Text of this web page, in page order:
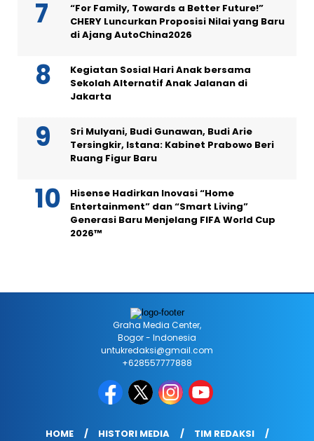
“For Family, Towards a Better Future!”
CHERY Luncurkan Proposisi Nilai yang Baru
di Ajang AutoChina2026
Kegiatan Sosial Hari Anak bersama
Sekolah Alternatif Anak Jalanan di
Jakarta
Sri Mulyani, Budi Gunawan, Budi Arie
Tersingkir, Istana: Kabinet Prabowo Beri
Ruang Figur Baru
Hisense Hadirkan Inovasi “Home
Entertainment” dan “Smart Living”
Generasi Baru Menjelang FIFA World Cup
2026™
Graha Media Center,
Bogor - Indonesia
untukredaksi@gmail.com
+628557777888
HOME HISTORI MEDIA
TIM REDAKSI